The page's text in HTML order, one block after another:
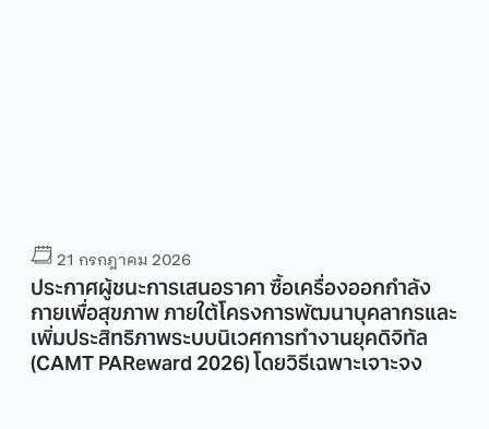
21 กรกฎาคม 2026
ประกาศผู้ชนะการเสนอราคา ซื้อเครื่องออกกำลัง
กายเพื่อสุขภาพ ภายใต้โครงการพัฒนาบุคลากรและ
เพิ่มประสิทธิภาพระบบนิเวศการทำงานยุคดิจิทัล
(CAMT PAReward 2026) โดยวิธีเฉพาะเจาะจง